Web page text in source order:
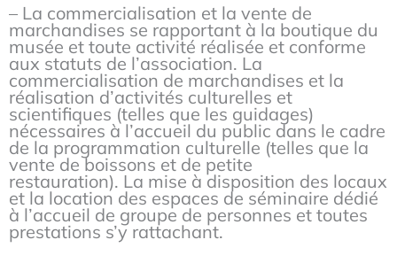
– La commercialisation et la vente de
marchandises se rapportant à la boutique du
musée et toute activité réalisée et conforme
aux statuts de l’association. La
commercialisation de marchandises et la
réalisation d’activités culturelles et
scientifiques (telles que les guidages)
nécessaires à l’accueil du public dans le cadre
de la programmation culturelle (telles que la
vente de boissons et de petite
restauration). La mise à disposition des locaux
et la location des espaces de séminaire dédié
à l’accueil de groupe de personnes et toutes
prestations s’y rattachant.